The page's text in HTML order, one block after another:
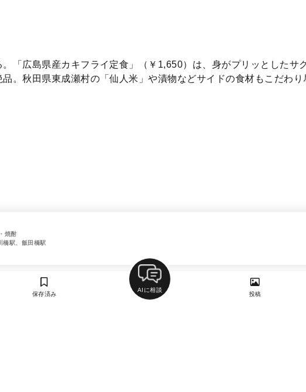
「広島県産カキフライ定食」（￥1,650）は、身がプリッとしたサ
。秋田県東成瀬村の「仙人米」や漬物などサイドの食材もこだわり
焼酎
橋駅、飯田橋駅
保存済み
AIに相談
投稿